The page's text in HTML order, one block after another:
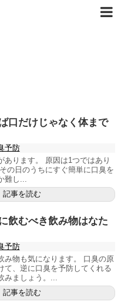
口だけじゃなく体まで
予防
あります。 原因は1つではあり
の日のうちにすぐ簡単に口臭を
難し...
記事を読む
飲むべき飲み物はなた
予防
み物も気になります。 口臭の原
て、逆に口臭を予防してくれる
みましょう。...
記事を読む